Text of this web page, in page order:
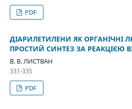
PDF
ДІАРИЛЕТИЛЕНИ ЯК ОРГАНІЧНІ
ПРОСТИЙ СИНТЕЗ ЗА РЕАКЦІЄЮ
В. В. ЛИСТВАН
331-335
PDF